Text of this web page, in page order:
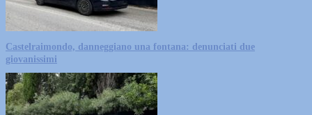
Castelraimondo, danneggiano una fontana: denunciati due
giovanissimi